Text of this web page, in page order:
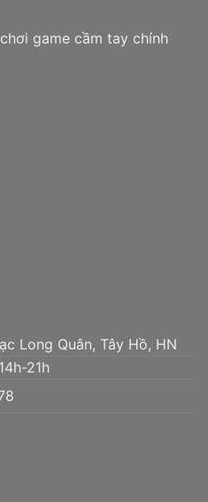
game cầm tay chính
Long Quân, Tây Hồ, HN
21h